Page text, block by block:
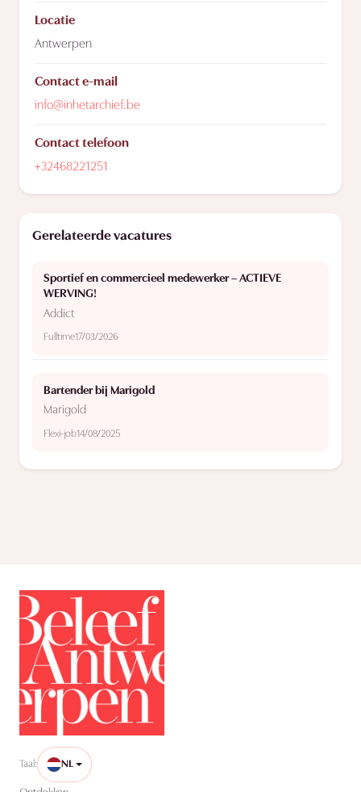
Locatie
Antwerpen
Contact e-mail
info@inhetarchief.be
Contact telefoon
+32468221251
Gerelateerde vacatures
Sportief en commercieel medewerker – ACTIEVE
WERVING!
Addict
Fulltime17/03/2026
Bartender bij Marigold
Marigold
Flexi-job14/08/2025
Taal: NL